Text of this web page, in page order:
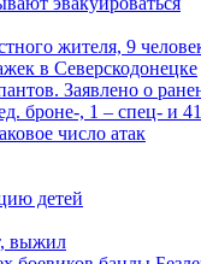
жителя, 9
в Северскодонецке
Заявлено о
броне-, 1 – спец- и
число атак
детей
выжил